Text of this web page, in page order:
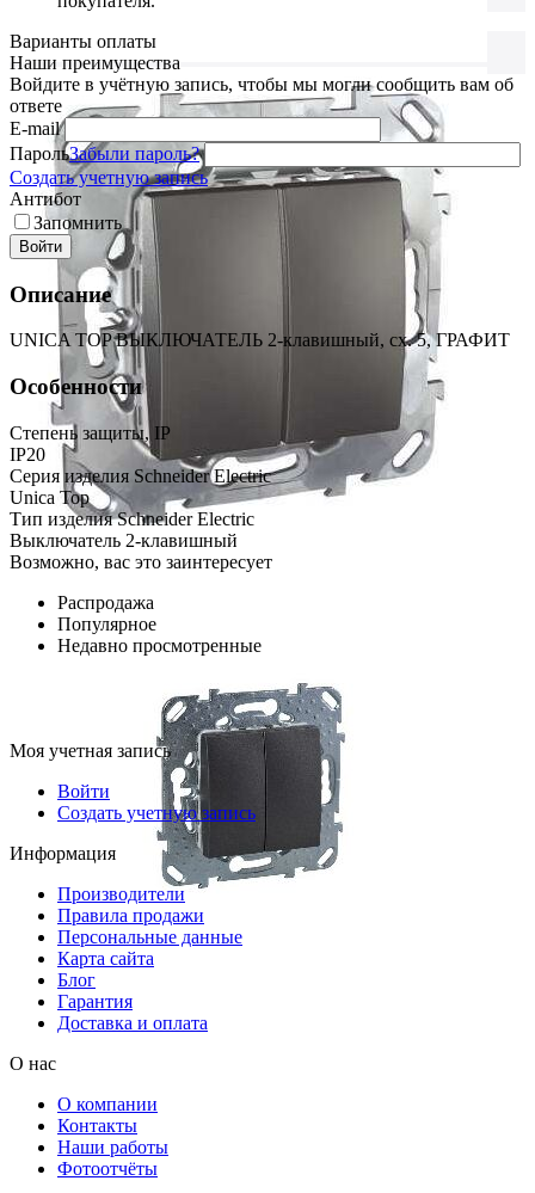
Варианты оплаты
Наши преимущества
Войдите в учётную запись, чтобы мы могли сообщить вам об
ответе
E-mail
ПарольЗабыли пароль?
Создать учетную запись
Антибот
Запомнить
Войти
Описание
UNICA TOP ВЫКЛЮЧАТЕЛЬ 2-клавишный, сх. 5, ГРАФИТ
Особенности
Степень защиты, IP
IP20
Серия изделия Schneider Electric
Unica Top
Тип изделия Schneider Electric
Выключатель 2-клавишный
Возможно, вас это заинтересует
Распродажа
Популярное
Недавно просмотренные
Моя учетная запись
Войти
Создать учетную запись
Информация
Производители
Правила продажи
Персональные данные
Карта сайта
Блог
Гарантия
Доставка и оплата
О нас
О компании
Контакты
Наши работы
Фотоотчёты